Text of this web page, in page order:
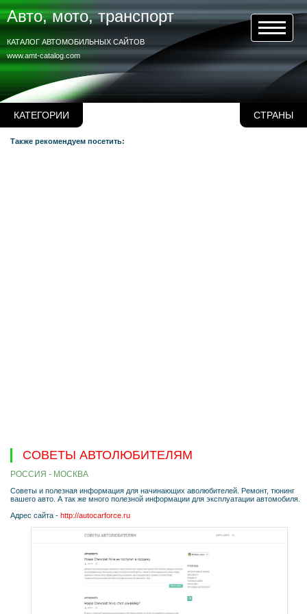
КАТЕГОРИИ СТРАНЫ
Авто, мото, транспорт
www.amt-catalog.com
КАТАЛОГ АВТОМОБИЛЬНЫХ САЙТОВ
Также рекомендуем посетить:
СОВЕТЫ АВТОЛЮБИТЕЛЯМ
РОССИЯ - МОСКВА
Советы и полезная информация для начинающих аволюбителей. Ремонт, тюнинг
вашего авто. А так же много полезной информации для эксплуатации автомобиля.
Адрес сайта - http://autocarforce.ru